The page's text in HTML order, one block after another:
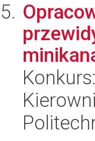
Konkurs: